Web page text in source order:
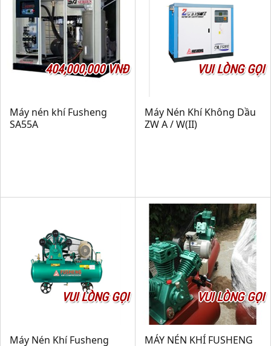
404,000,000 VNĐ
Máy nén khí Fusheng
SA55A
VUI LÒNG GỌI
Máy Nén Khí Không Dầu
ZW A / W(II)
VUI LÒNG GỌI
Máy Nén Khí Fusheng
VUI LÒNG GỌI
MÁY NÉN KHÍ FUSHENG